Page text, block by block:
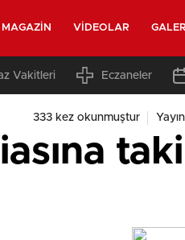
MAGAZIN VIDEOLAR GALERI
Vakitleri Eczaneler
333 kez okunmuştur